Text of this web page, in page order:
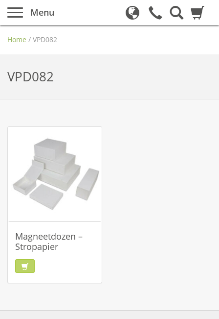
Menu
Home / VPD082
VPD082
Magneetdozen –
Stropapier